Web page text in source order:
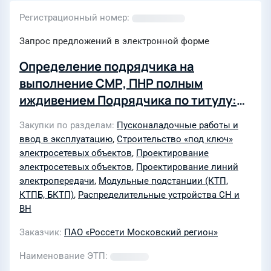
Регистрационный номер
Запрос предложений в электронной форме
Определение подрядчика на
выполнение СМР, ПНР полным
иждивением Подрядчика по титулу:
Строительство КТП-630-10/0,4 кВ,
ЛЭП-10 кВ от ВЛ-10 кВ ф.2 с РТП-16 ПС
529 «Сидорово», КРН-10 кВ, ЛР-10 кВ,
узел учета, в т.ч. ПИР, МО, г.о.
Ступино, д. Кишкино, тер. Кишкино-1
Ю8-24-302-208166(280441) (0,63 МВА;
(прочие)) для нужд филиала ПАО
«Россети Московский регион» -
Закупки по разделам
Пусконаладочные работы и
ввод в эксплуатацию, Строительство «под ключ»
электросетевых объектов, Проектирование
электросетевых объектов, Проектирование линий
электропередачи, Модульные подстанции (КТП,
КТПБ, БКТП), Распределительные устройства СН и
ВН
Заказчик ПАО «Россети Московский регион»
Наименование ЭТП